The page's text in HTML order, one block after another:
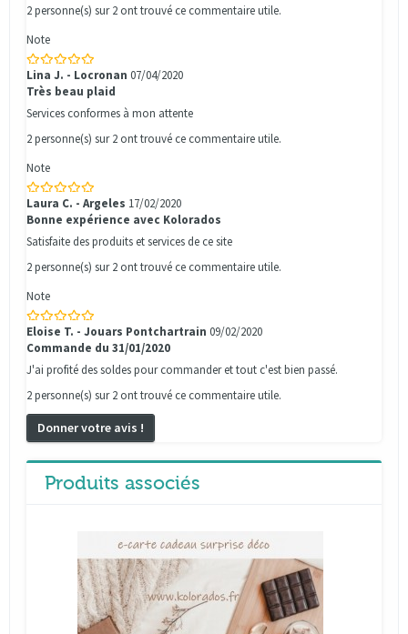
2 personne(s) sur 2 ont trouvé ce commentaire utile.
Note
Lina J. - Locronan 07/04/2020
Très beau plaid
Services conformes à mon attente
2 personne(s) sur 2 ont trouvé ce commentaire utile.
Note
Laura C. - Argeles 17/02/2020
Bonne expérience avec Kolorados
Satisfaite des produits et services de ce site
2 personne(s) sur 2 ont trouvé ce commentaire utile.
Note
Eloise T. - Jouars Pontchartrain 09/02/2020
Commande du 31/01/2020
J'ai profité des soldes pour commander et tout c'est bien passé.
2 personne(s) sur 2 ont trouvé ce commentaire utile.
Donner votre avis !
Produits associés